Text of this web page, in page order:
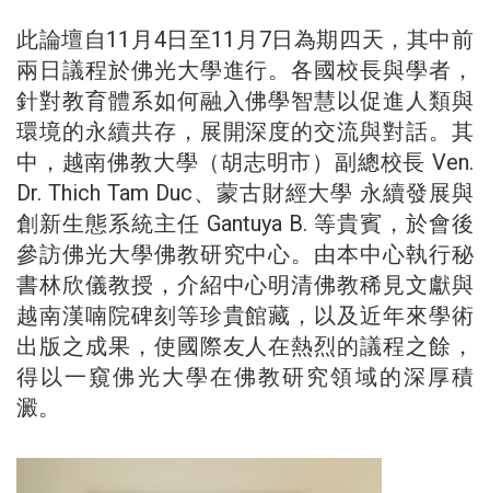
此論壇自11月4日至11月7日為期四天，其中前
兩日議程於佛光大學進行。各國校長與學者，
針對教育體系如何融入佛學智慧以促進人類與
環境的永續共存，展開深度的交流與對話。其
中，越南佛教大學（胡志明市）副總校長 Ven.
Dr. Thich Tam Duc、蒙古財經大學 永續發展與
創新生態系統主任 Gantuya B. 等貴賓，於會後
參訪佛光大學佛教研究中心。由本中心執行秘
書林欣儀教授，介紹中心明清佛教稀見文獻與
越南漢喃院碑刻等珍貴館藏，以及近年來學術
出版之成果，使國際友人在熱烈的議程之餘，
得以一窺佛光大學在佛教研究領域的深厚積
澱。